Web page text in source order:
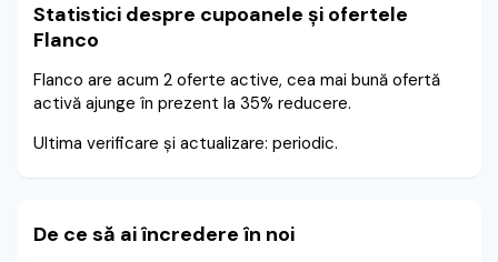
Statistici despre cupoanele și ofertele
Flanco
Flanco are acum 2 oferte active, cea mai bună ofertă
activă ajunge în prezent la 35% reducere.
Ultima verificare și actualizare: periodic.
De ce să ai încredere în noi